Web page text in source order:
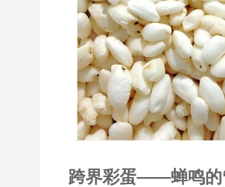
跨界彩蛋——蝉鸣的